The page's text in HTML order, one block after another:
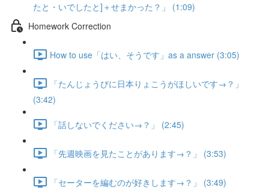
たと・いでしたと]＋せまかった？」 (1:09)
Homework Correction
How to use「はい、そうです」as a answer (3:05)
「たんじょうびに日本りょこうがほしいです→？」
(3:42)
「話しないでください→？」 (2:45)
「先週映画を見たことがあります→？」 (3:53)
「セーターを編むのが好きします→？」 (3:49)